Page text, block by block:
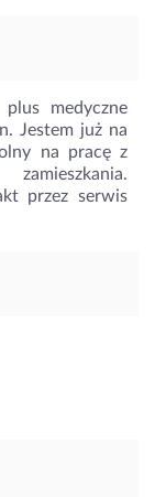
plus medyczne
Jestem już na
na pracę z
przez serwis